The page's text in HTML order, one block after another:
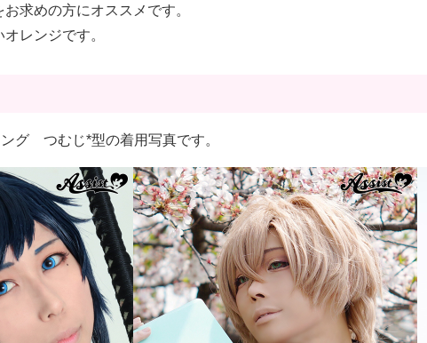
求めの方にオススメです。
レンジです。
グ つむじ*型の着用写真です。